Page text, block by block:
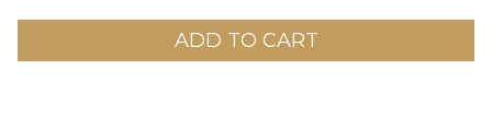
ADD TO CART